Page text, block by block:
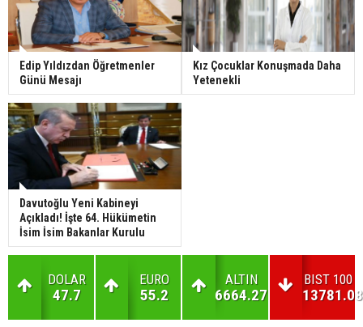
Edip Yıldızdan Öğretmenler
Günü Mesajı
Kız Çocuklar Konuşmada Daha
Yetenekli
Davutoğlu Yeni Kabineyi
Açıkladı! İşte 64. Hükümetin
İsim İsim Bakanlar Kurulu
DOLAR
47.7
EURO
55.2
ALTIN
6664.27
BIST 100
13781.08